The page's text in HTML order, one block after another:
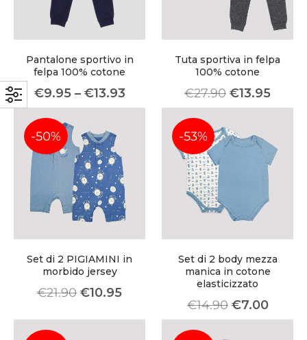
Pantalone sportivo in
felpa 100% cotone
€9.95– €13.93
Tuta sportiva in felpa
100% cotone
€27.90 €13.95
-50%
Set di 2 PIGIAMINI in
morbido jersey
€21.90 €10.95
-53%
Set di 2 body mezza
manica in cotone
elasticizzato
€14.90 €7.00